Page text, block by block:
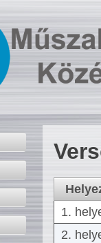
1.
2.